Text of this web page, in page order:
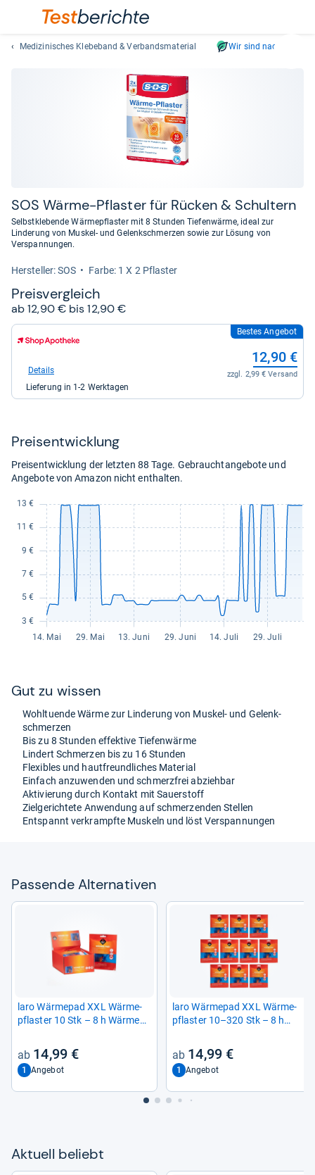
Medizinisches Klebeband & Verbandsmaterial Wir sind nachhaltig
SOS Wärme-​Pflas­ter für Rücken & Schul­tern
Selbstklebende Wärmepflaster mit 8 Stunden Tiefenwärme, ideal zur
Linderung von Muskel- und Gelenkschmerzen sowie zur Lösung von
Verspannungen.
Her­stel­ler: SOS Farbe: 1 X 2 Pflaster
Preis­ver­gleich
ab 12,90 € bis 12,90 €
zum
Shop:
Shop
DE
Bestes Angebot
12,90 €
zzgl. 2,99 € Versand
Details
Lieferung in 1-2 Werktagen
Preis­ent­wick­lung
Preisentwicklung der letzten 88 Tage. Gebrauchtangebote und
Angebote von Amazon nicht enthalten.
Gut zu wis­sen
Wohl­tu­ende Wärme zur Lin­de­rung von Mus­kel-​ und Gelenk­
schmer­zen
Bis zu 8 Stun­den effek­tive Tie­fen­wärme
Lin­dert Schmer­zen bis zu 16 Stun­den
Fle­xibles und haut­freund­li­ches Mate­rial
Ein­fach anzu­wen­den und schmerz­frei abzieh­bar
Akti­vie­rung durch Kon­takt mit Sau­er­stoff
Ziel­ge­rich­tete Anwen­dung auf schmer­zen­den Stel­len
Ent­spannt ver­krampfte Mus­keln und löst Ver­span­nun­gen
Pas­sende Alter­na­ti­ven
laro Wär­me­pad XXL Wär­me­
pflas­ter 10 Stk – 8 h Wärme
14,99 €
1 Angebot
laro Wär­me­pad XXL Wär­me­
pflas­ter 10–320 Stk – 8 h
10-​tlg.14,99 €
1 Angebot
Aktu­ell beliebt